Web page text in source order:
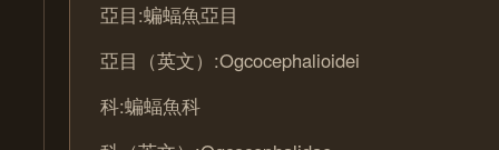
亞目:蝙蝠魚亞目
亞目（英文）:Ogcocephalioidei
科:蝙蝠魚科